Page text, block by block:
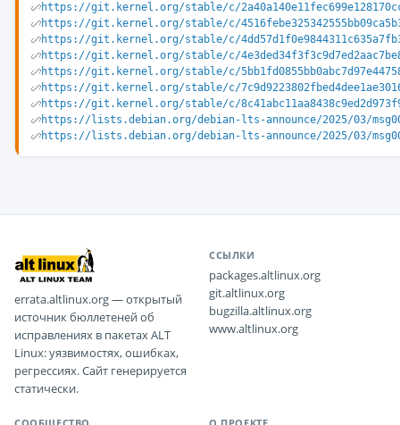
https://git.kernel.org/stable/c/
https://git.kernel.org/stable/c/
https://git.kernel.org/stable/c/
https://git.kernel.org/stable/c/
https://git.kernel.org/stable/c/
https://git.kernel.org/stable/c/
https://git.kernel.org/stable/c/
https://lists.debian.org/debian-lts-announce/2025/03/
https://lists.debian.org/debian-lts-announce/2025/03/
errata.altlinux.org — открытый
источник бюллетеней об
исправлениях в пакетах ALT
Linux: уязвимостях, ошибках,
регрессиях. Сайт генерируется
статически.
ССЫЛКИ
packages.altlinux.org
git.altlinux.org
bugzilla.altlinux.org
www.altlinux.org